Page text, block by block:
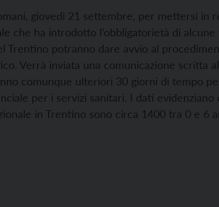
giovedì 21 settembre, per mettersi in
che ha introdotto l’obbligatorietà di
Trentino potranno dare avvio al
Verrà inviata una comunicazione scritta
comunque ulteriori 30 giorni di tempo
per i servizi sanitari. I dati evidenziano
in Trentino sono circa 1400 tra 0 e 6